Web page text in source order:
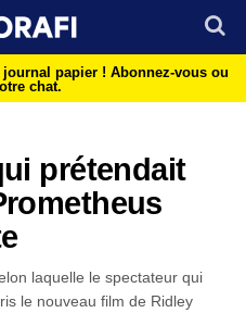
papier ! Abonnez-vous ou
chat.
prétendait
laquelle le spectateur qui
le nouveau film de Ridley